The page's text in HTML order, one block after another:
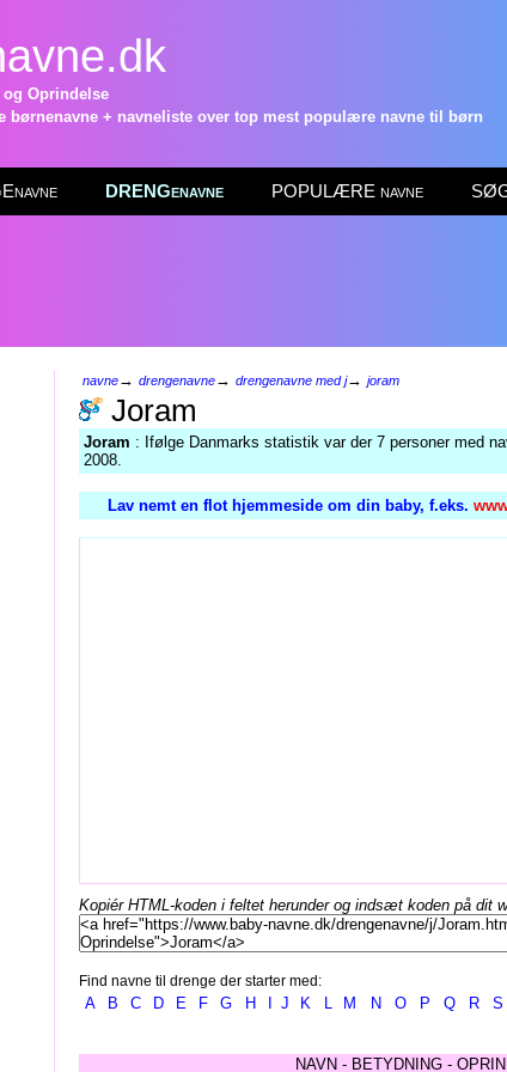
og Oprindelse
børnenavne + navneliste over top mest populære navne til børn
DRENGenavne POPULÆRE navne
navne→ drengenavne→ drengenavne med j→ joram
Joram
Joram : Ifølge Danmarks statistik var der 7 personer med
2008.
Lav nemt en flot hjemmeside om din baby, f.eks.
Kopiér HTML-koden i feltet herunder og indsæt koden på dit
Find navne til drenge der starter med:
A B C D E F G H J K L M N O P Q R S
NAVN - BETYDNING -